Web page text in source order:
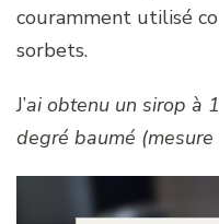
couramment utilisé
sorbets.
J’ai obtenu un sirop à
degré baumé